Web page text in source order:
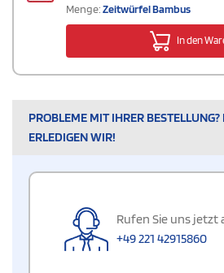
Menge:Zeitwürfel Bambus
In den
PROBLEME MIT IHRER BESTELLUNG?
ERLEDIGEN WIR!
Rufen Sie uns jetzt
+49 221 42915860